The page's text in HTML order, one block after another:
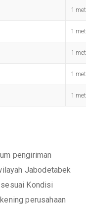
1
1
1
1
1
pengiriman
Jabodetabek
Kondisi
perusahaan